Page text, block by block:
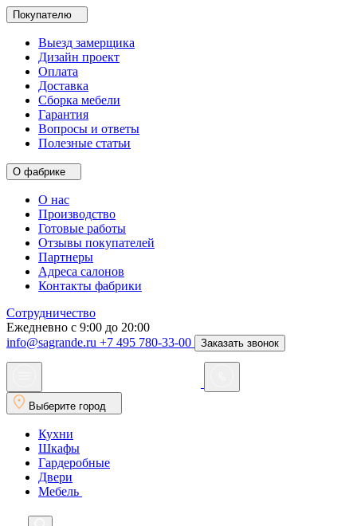
Покупателю
Выезд замерщика
Дизайн проект
Оплата
Доставка
Сборка мебели
Гарантия
Вопросы и ответы
Полезные статьи
О фабрике
О нас
Производство
Готовые работы
Отзывы покупателей
Партнеры
Адреса салонов
Контакты фабрики
Сотрудничество
Ежедневно с 9:00 до 20:00
info@sagrande.ru +7 495 780-33-00 Заказать звонок
Выберите город
Кухни
Шкафы
Гардеробные
Двери
Мебель